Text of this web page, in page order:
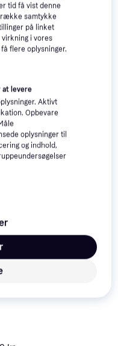
Herre, Dame,
kr.
QS 2025 Black White
tid få vist denne
samtykke
på linket
virkning i vores
flere oplysninger.
at levere
Aktivt
Opbevare
oplysninger til
og indhold,